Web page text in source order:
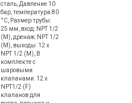
сталь, Давление 10
бар, температура 80
°C, Размер трубы:
25 мм, вход: NPT 1/2
(M), дренаж: NPT 1/2
(M), выходы: 12 x
NPT 1/2 (M), В
комплекте с
шаровыми
клапанами: 12 х
NPT1/2 (F)
клапанов для